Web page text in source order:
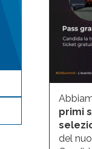
primi
del